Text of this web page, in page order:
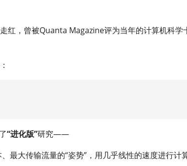
红，曾被Quanta Magazine评为当年的计算机科学
“进化版”研究——
最大传输流量的“姿势”，用几乎线性的速度进行计